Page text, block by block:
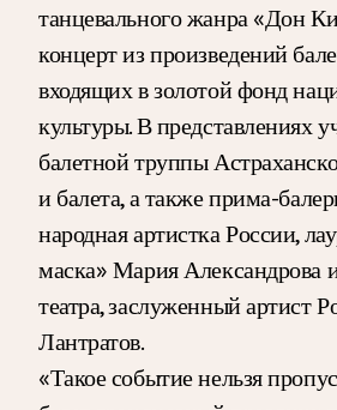
танцевального жанра «Дон
концерт из произведений
входящих в золотой фонд
культуры. В представлениях
балетной труппы
и балета, а также прима-
народная артистка России,
маска» Мария Александрова
театра, заслуженный артист
Лантратов.
«Такое событие нельзя